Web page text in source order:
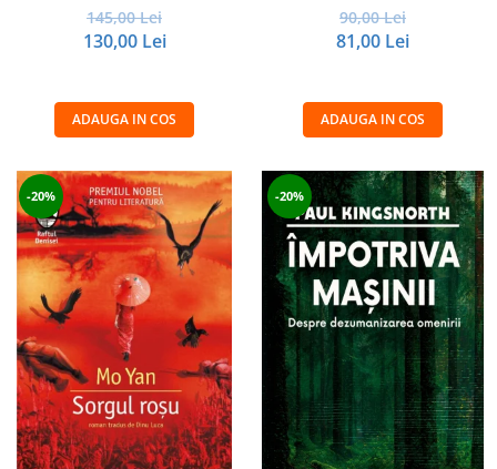
145,00 Lei
130,00 Lei
ADAUGA IN COS
90,00 Lei
81,00 Lei
ADAUGA IN COS
-20% -20%